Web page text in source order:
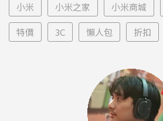
小米 小米之家 小米商城
特價 3C 懶人包 折扣